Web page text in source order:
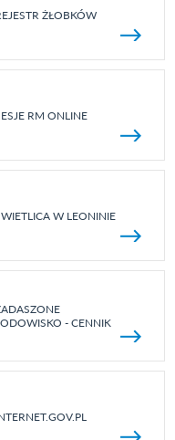
ŻŁOBKÓW
RM ONLINE
W LEONINIE
- CENNIK